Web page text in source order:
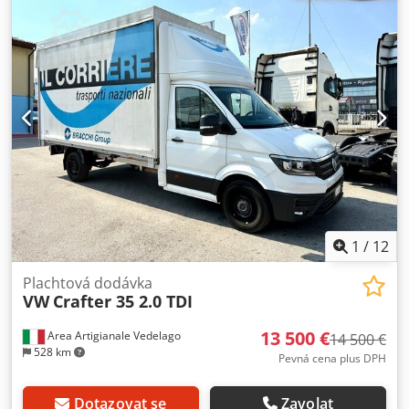
Euro 5, zavěšení:ocel, počet míst k sezení:
, délka ložné plochy:4 700 mm, šířka ložného prostoru:
2 040 mm, Vybavení:airbag, centrální zamykání,
klimatizace, palubní počítač, registrace nákladního
vozidla, spojler, MERCEDES SPRINTER 416 CDI Rok 02/2010,
cca 420 700 km Dcodpfx Aszgkdwsb Sek EURO 5, motor 2.2,
160 k, manuální převodovka, klimatizace, centrální
zamykání, elektrická okna, rádio a další standardní výbava.
Nástavba s nastavitelnou plachtou, vnitřní rozměry 4,70 x
2,04 m, minimální boční nakládací otvor 2,19 m, bočnice 40
cm, posuvné plachty po stranách s napínáním plachty a 2
zadními dveřmi. Celková hmotnost 3 500 kg, užitečná
hmotnost 1 100 kg. STK platná do února 2028. MASON
TRUCKS Via Vicenza, 31 Vedelago (Treviso)
1 / 12
Area Artigianale Vedelago
528 km
Plachtová dodávka
VW Crafter 35 2.0 TDI
13 500 €14 500 €
Pevná cena plus DPH
Dotazovat se Zavolat